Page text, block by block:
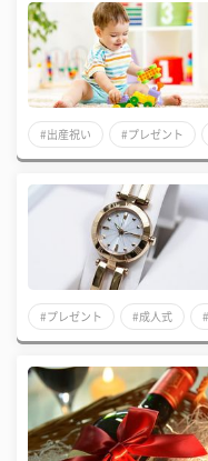
#出産祝い #プレゼント
#プレゼント #成人式